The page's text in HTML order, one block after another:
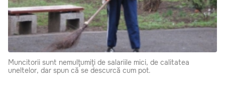
Muncitorii sunt nemulţumiţi de salariile mici, de calitatea
uneltelor, dar spun că se descurcă cum pot.